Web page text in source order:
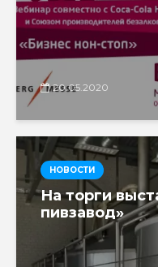
20.05.2020
НОВОСТИ
На торги
пивзавод»